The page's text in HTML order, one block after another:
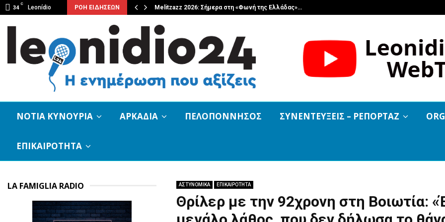
34
C
Leonídio ΡΟΗ ΕΙΔΗΣΕΩΝ
των ευχών… Melitzazz 2026: Σήμερα στη «Φωνή της Ελλάδας»…
ΝΟΤΙΑ ΚΥΝΟΥΡΙΑ ΑΡΚΑΔΙΑ ΠΕΛΟΠΟΝΝΗΣΟΣ ΣΥΝΕΝΤΕΥΞΕΙΣ – ΡΕΠΟΡΤΑΖ
ΕΠΙΚΑΙΡΟΤΗΤΑ
ΑΣΤΥΝΟΜΙΚΑ ΕΠΙΚΑΙΡΟΤΗΤΑ
Θρίλερ με την 92χρονη στη Βοιωτία:
LA FAMIGLIA RADIO